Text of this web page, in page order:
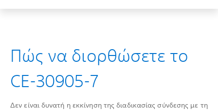
Πώς να διορθώσετε το
CE-30905-7
Δεν είναι δυνατή η εκκίνηση της διαδικασίας σύνδεσης με τη